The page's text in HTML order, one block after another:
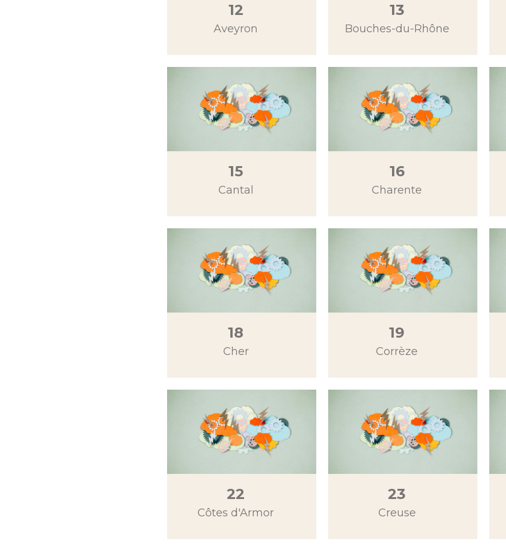
12
Aveyron
13
Bouches-du-Rhône
15
Cantal
16
Charente
18
Cher
19
Corrèze
22
Côtes d'Armor
23
Creuse